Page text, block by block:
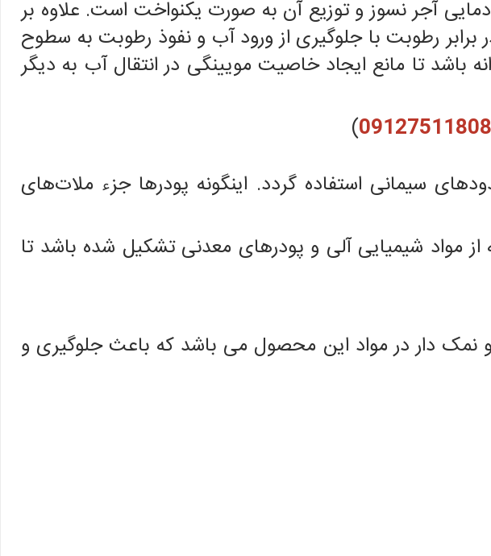
آجر نسوز و توزیع آن به صورت یکنواخت است. علاوه بر
رطوبت با جلوگیری از ورود آب و نفوذ رطوبت به سطوح
تا مانع ایجاد خاصیت مویینگی در انتقال آب به دیگر
09127511808
)
سیمانی استفاده گردد. اینگونه پودرها جزء ملات‌های
مواد شیمیایی آلی و پودرهای معدنی تشکیل شده باشد تا
نمک دار در مواد این محصول می باشد که باعث جلوگیری و